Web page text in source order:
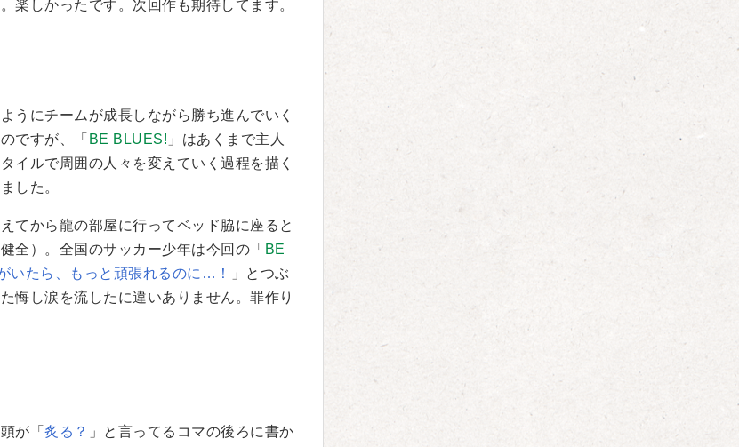
しかったです。次回作も期待してます。
ようにチームが成長しながら勝ち進んでいく
ですが、「 BE BLUES! 」はあくまで主人
イルで周囲の人々を変えていく過程を描く
した。
てから龍の部屋に行ってベッド脇に座ると
全）。全国のサッカー少年は今回の「 BE
いたら、もっと頑張れるのに…！
」とつぶ
悔し涙を流したに違いありません。罪作り
が「 炙る？
」と言ってるコマの後ろに書か